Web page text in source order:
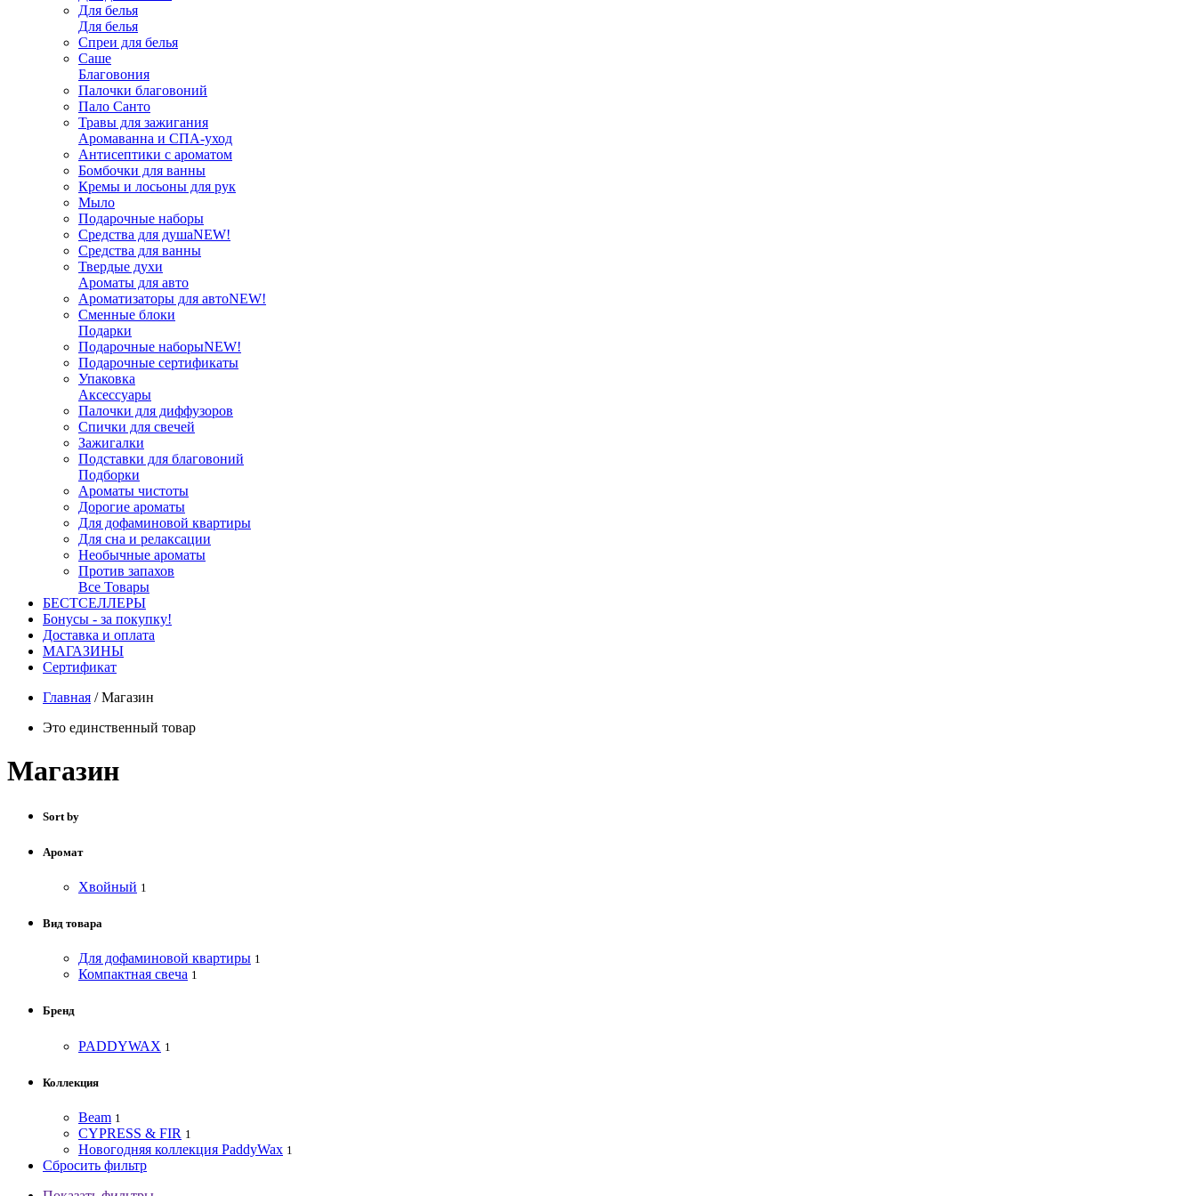
Для белья
Для белья
Спреи для белья
Саше
Благовония
Палочки благовоний
Пало Санто
Травы для зажигания
Аромаванна и СПА-уход
Антисептики с ароматом
Бомбочки для ванны
Кремы и лосьоны для рук
Мыло
Подарочные наборы
Средства для душаNEW!
Средства для ванны
Твердые духи
Ароматы для авто
Ароматизаторы для автоNEW!
Сменные блоки
Подарки
Подарочные наборыNEW!
Подарочные сертификаты
Упаковка
Аксессуары
Палочки для диффузоров
Спички для свечей
Зажигалки
Подставки для благовоний
Подборки
Ароматы чистоты
Дорогие ароматы
Для дофаминовой квартиры
Для сна и релаксации
Необычные ароматы
Против запахов
Все Товары
БЕСТСЕЛЛЕРЫ
Бонусы - за покупку!
Доставка и оплата
МАГАЗИНЫ
Cертификат
Главная /Магазин
Это единственный товар
Магазин
Sort by
Аромат
Хвойный 1
Вид товара
Для дофаминовой квартиры 1
Компактная свеча 1
Бренд
PADDYWAX 1
Коллекция
Beam 1
CYPRESS & FIR 1
Новогодняя коллекция PaddyWax 1
Сбросить фильтр